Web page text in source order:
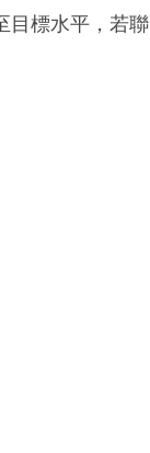
目標水平，若聯